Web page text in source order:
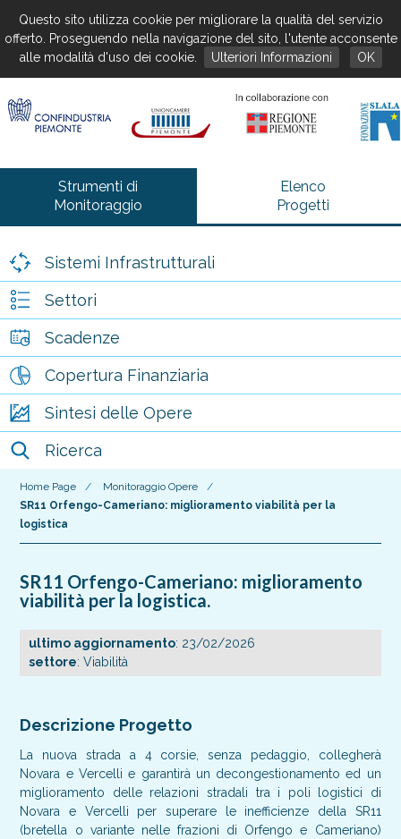
Strumenti di
Monitoraggio
Elenco
Progetti
Sistemi Infrastrutturali
Settori
Scadenze
Copertura Finanziaria
Sintesi delle Opere
Ricerca
Home Page / Monitoraggio Opere
/
SR11 Orfengo-Cameriano: miglioramento viabilità per la
logistica
SR11 Orfengo-Cameriano: miglioramento
viabilità per la logistica.
ultimo aggiornamento: 23/02/2026
settore: Viabilità
Descrizione Progetto
La nuova strada a 4 corsie, senza pedaggio, collegherà
Novara e Vercelli e garantirà un decongestionamento ed un
miglioramento delle relazioni stradali tra i poli logistici di
Novara e Vercelli per superare le inefficienze della SR11
(bretella o variante nelle frazioni di Orfengo e Cameriano)
Questo sito utilizza cookie per migliorare la qualità del servizio
offerto. Proseguendo nella navigazione del sito, l'utente acconsente
alle modalità d'uso dei cookie.
Ulteriori Informazioni OK